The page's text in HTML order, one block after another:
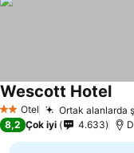
2 Yıldız
Otel Ortak alanlarda
Wescott Hotel
8,2 Çok iyi 4.633